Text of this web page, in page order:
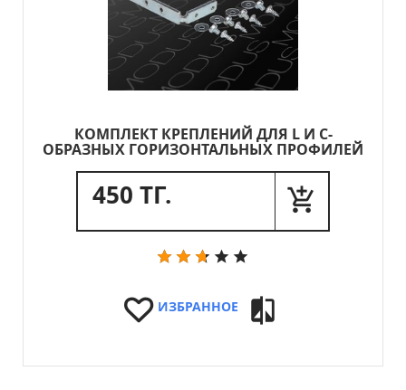
КОМПЛЕКТ КРЕПЛЕНИЙ ДЛЯ L И C-
ОБРАЗНЫХ ГОРИЗОНТАЛЬНЫХ ПРОФИЛЕЙ
450 ТГ.
ИЗБРАННОЕ